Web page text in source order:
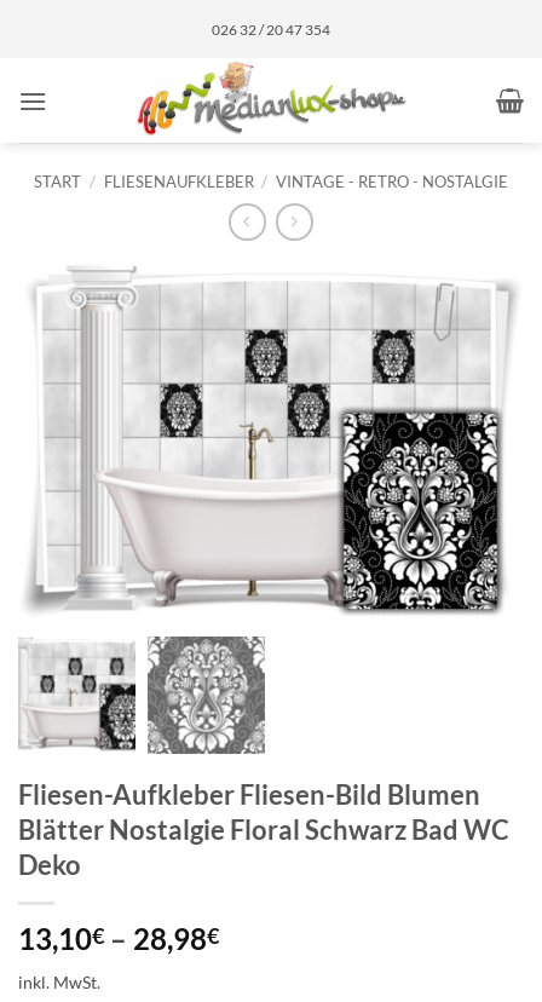
026 32 / 20 47 354
START / FLIESENAUFKLEBER / VINTAGE - RETRO - NOSTALGIE
Fliesen-Aufkleber Fliesen-Bild Blumen
Blätter Nostalgie Floral Schwarz Bad WC
Deko
13,10€ – 28,98€
inkl. MwSt.